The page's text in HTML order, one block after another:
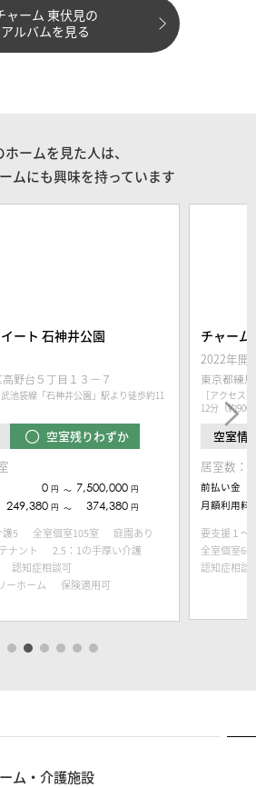
ャーム 東伏見の
アルバムを見る
ホームを見た人は、
ムにも興味を持っています
ート 石神井公園
高野台５丁目１３−７
武池袋線「石神井公園」駅より徒歩約11
空室残りわずか
0 円 〜 7,500,000 円
249,380 円 〜 374,380 円
護5 全室個室105室
庭園あり
ナント
2.5：1の手厚い介護
認知症相談可
ーホーム
保険適用可
チャーム
2022年開
東京都練
［アクセス
12分（約900
空室情
居室数：
前払い金
月額利用料
要支援１～
全室個室66
認知症相談
ム・介護施設